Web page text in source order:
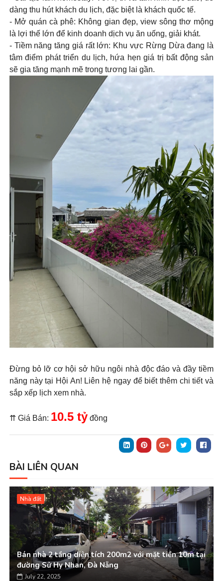
dàng thu hút khách du lịch, đặc biệt là khách quốc tế.
- Mở quán cà phê: Không gian đẹp, view sông thơ mộng
là lợi thế lớn để kinh doanh dịch vụ ăn uống, giải khát.
- Tiềm năng tăng giá rất lớn: Khu vực Rừng Dừa đang là
tâm điểm phát triển du lịch, hứa hẹn giá trị bất động sản
sẽ gia tăng mạnh mẽ trong tương lai gần.
Đừng bỏ lỡ cơ hội sở hữu ngôi nhà độc đáo và đầy tiềm
năng này tại Hội An! Liên hệ ngay để biết thêm chi tiết và
sắp xếp lịch xem nhà.
⇈ Giá Bán: 10.5 tỷđồng
BÀI LIÊN QUAN
Nhà đất
Bán nhà 2 tầng diện tích 200m2 với mặt tiền 10m tại
đường Sử Hy Nhan, Đà Nẵng
July 22, 2025